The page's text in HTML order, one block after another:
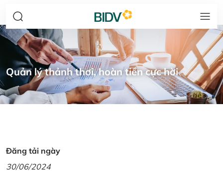
Quản lý thảnh thơi, hoàn tiền cực hời
Đăng tải ngày
30/06/2024